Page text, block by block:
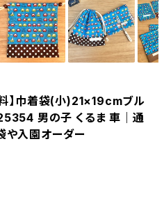
】巾着袋(小)21×19cmブル
男の子 くるま 車｜通
や入園オーダー